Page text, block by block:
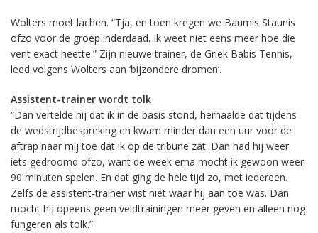
Wolters moet lachen. “Tja, en toen kregen we Baumis Staunis
ofzo voor de groep inderdaad. Ik weet niet eens meer hoe die
vent exact heette.” Zijn nieuwe trainer, de Griek Babis Tennis,
leed volgens Wolters aan ‘bijzondere dromen’.
Assistent-trainer wordt tolk
“Dan vertelde hij dat ik in de basis stond, herhaalde dat tijdens
de wedstrijdbespreking en kwam minder dan een uur voor de
aftrap naar mij toe dat ik op de tribune zat. Dan had hij weer
iets gedroomd ofzo, want de week erna mocht ik gewoon weer
90 minuten spelen. En dat ging de hele tijd zo, met iedereen.
Zelfs de assistent-trainer wist niet waar hij aan toe was. Dan
mocht hij opeens geen veldtrainingen meer geven en alleen nog
fungeren als tolk.”